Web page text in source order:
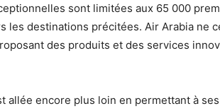
sont limitées aux 65 000
les destinations précitées. Air Arabia ne
des produits et des services
allée encore plus loin en permettant à